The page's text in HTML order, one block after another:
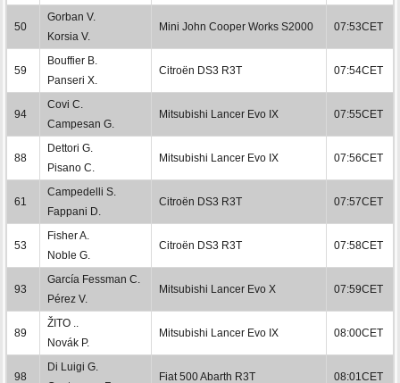
50
Gorban V.
Korsia V.
Mini John Cooper Works S2000 07:53CET
59
Bouffier B.
Panseri X.
Citroën DS3 R3T 07:54CET
94
Covi C.
Campesan G.
Mitsubishi Lancer Evo IX 07:55CET
88
Dettori G.
Pisano C.
Mitsubishi Lancer Evo IX 07:56CET
61
Campedelli S.
Fappani D.
Citroën DS3 R3T 07:57CET
53
Fisher A.
Noble G.
Citroën DS3 R3T 07:58CET
93
García Fessman C.
Pérez V.
Mitsubishi Lancer Evo X 07:59CET
89
ŽITO ..
Novák P.
Mitsubishi Lancer Evo IX 08:00CET
98
Di Luigi G.
Fiat 500 Abarth R3T 08:01CET